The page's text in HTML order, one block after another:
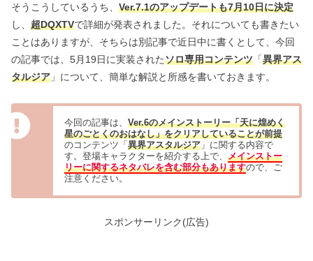
そうこうしているうち、 Ver.7.1のアップデートも7月10日に決定
し、 超DQXTVで詳細が発表されました。それについても書きたい
ことはありますが、そちらは別記事で近日中に書くとして、今回
の記事では、5月19日に実装されたソロ専用コンテンツ 「異界アス
タルジア 」について、簡単な解説と所感を書いておきます。
今回の記事は、 Ver.6のメインストーリー「天に煌めく
星のごとくのおはなし」をクリアしていることが前提
のコンテンツ「 異界アスタルジア 」に関する内容で
す。登場キャラクターを紹介する上で、 メインストー
リーに関するネタバレを含む部分もありますので、ご
注意ください。
スポンサーリンク(広告)